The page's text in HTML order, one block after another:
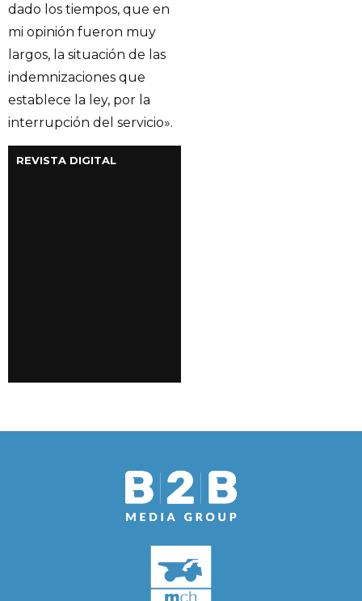
dado los tiempos, que en
mi opinión fueron muy
largos, la situación de las
indemnizaciones que
establece la ley, por la
interrupción del servicio».
REVISTA DIGITAL